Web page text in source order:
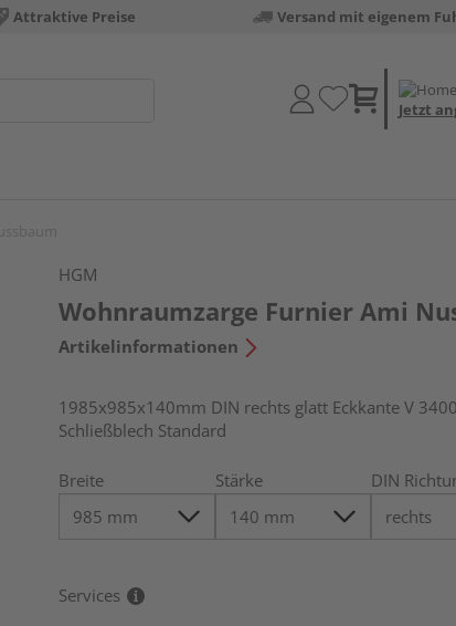
Attraktive Preise Versand mit eigenem
Jetzt
HGM
Wohnraumzarge Furnier Ami
Artikelinformationen
1985x985x140mm DIN rechts glatt Eckkante V
Schließblech Standard
Breite Stärke DIN
Services